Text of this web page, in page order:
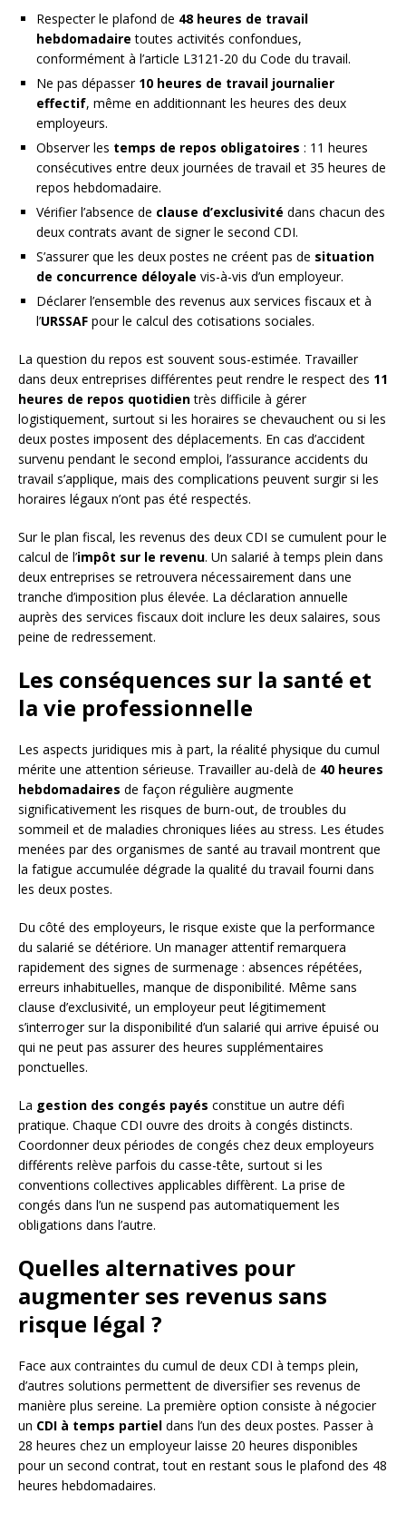
Respecter le plafond de 48 heures de travail
hebdomadaire toutes activités confondues,
conformément à l’article L3121-20 du Code du travail.
Ne pas dépasser 10 heures de travail journalier
effectif, même en additionnant les heures des deux
employeurs.
Observer les temps de repos obligatoires : 11 heures
consécutives entre deux journées de travail et 35 heures de
repos hebdomadaire.
Vérifier l’absence de clause d’exclusivité dans chacun des
deux contrats avant de signer le second CDI.
S’assurer que les deux postes ne créent pas de situation
de concurrence déloyale vis-à-vis d’un employeur.
Déclarer l’ensemble des revenus aux services fiscaux et à
l’URSSAF pour le calcul des cotisations sociales.
La question du repos est souvent sous-estimée. Travailler
dans deux entreprises différentes peut rendre le respect des 11
heures de repos quotidientrès difficile à gérer
logistiquement, surtout si les horaires se chevauchent ou si les
deux postes imposent des déplacements. En cas d’accident
survenu pendant le second emploi, l’assurance accidents du
travail s’applique, mais des complications peuvent surgir si les
horaires légaux n’ont pas été respectés.
Sur le plan fiscal, les revenus des deux CDI se cumulent pour le
calcul de l’impôt sur le revenu. Un salarié à temps plein dans
deux entreprises se retrouvera nécessairement dans une
tranche d’imposition plus élevée. La déclaration annuelle
auprès des services fiscaux doit inclure les deux salaires, sous
peine de redressement.
Les conséquences sur la santé et
la vie professionnelle
Les aspects juridiques mis à part, la réalité physique du cumul
mérite une attention sérieuse. Travailler au-delà de 40 heures
hebdomadaires de façon régulière augmente
significativement les risques de burn-out, de troubles du
sommeil et de maladies chroniques liées au stress. Les études
menées par des organismes de santé au travail montrent que
la fatigue accumulée dégrade la qualité du travail fourni dans
les deux postes.
Du côté des employeurs, le risque existe que la performance
du salarié se détériore. Un manager attentif remarquera
rapidement des signes de surmenage : absences répétées,
erreurs inhabituelles, manque de disponibilité. Même sans
clause d’exclusivité, un employeur peut légitimement
s’interroger sur la disponibilité d’un salarié qui arrive épuisé ou
qui ne peut pas assurer des heures supplémentaires
ponctuelles.
La gestion des congés payés constitue un autre défi
pratique. Chaque CDI ouvre des droits à congés distincts.
Coordonner deux périodes de congés chez deux employeurs
différents relève parfois du casse-tête, surtout si les
conventions collectives applicables diffèrent. La prise de
congés dans l’un ne suspend pas automatiquement les
obligations dans l’autre.
Quelles alternatives pour
augmenter ses revenus sans
risque légal ?
Face aux contraintes du cumul de deux CDI à temps plein,
d’autres solutions permettent de diversifier ses revenus de
manière plus sereine. La première option consiste à négocier
un CDI à temps partiel dans l’un des deux postes. Passer à
28 heures chez un employeur laisse 20 heures disponibles
pour un second contrat, tout en restant sous le plafond des 48
heures hebdomadaires.